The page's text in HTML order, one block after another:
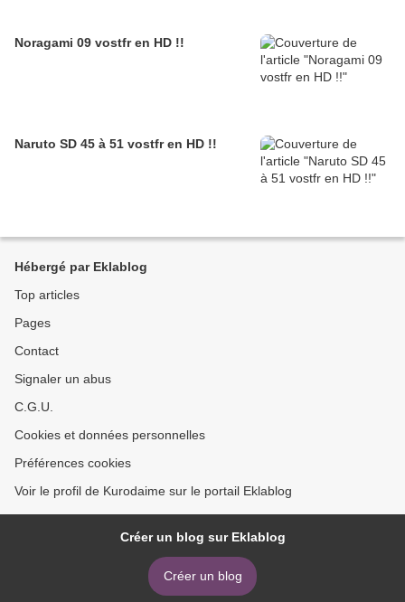
Noragami 09 vostfr en HD !!
Naruto SD 45 à 51 vostfr en HD !!
Hébergé par Eklablog
Top articles
Pages
Contact
Signaler un abus
C.G.U.
Cookies et données personnelles
Préférences cookies
Voir le profil de Kurodaime sur le portail Eklablog
Créer un blog sur Eklablog
Créer un blog